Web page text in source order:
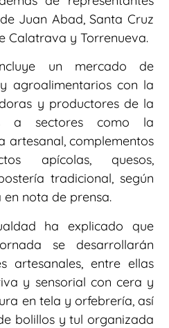
Juan Abad, Santa Cruz
Calatrava y Torrenueva.
un mercado de
agroalimentarios con la
y productores de la
a sectores como la
artesanal, complementos
apícolas, quesos,
tradicional, según
nota de prensa.
ha explicado que
se desarrollarán
artesanales, entre ellas
y sensorial con cera y
en tela y orfebrería, así
bolillos y tul organizada